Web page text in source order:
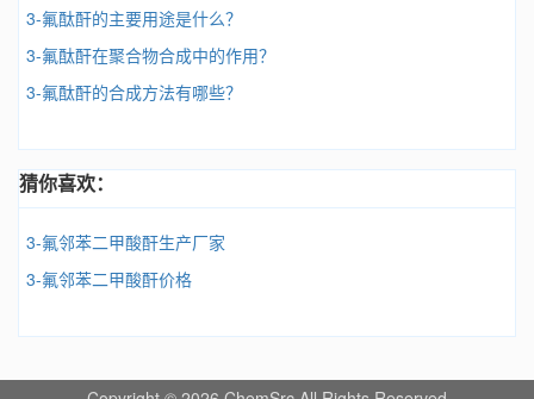
3-氟酞酐的主要用途是什么？
3-氟酞酐在聚合物合成中的作用？
3-氟酞酐的合成方法有哪些？
猜你喜欢：
3-氟邻苯二甲酸酐生产厂家
3-氟邻苯二甲酸酐价格